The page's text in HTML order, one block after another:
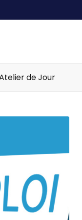
de Jour